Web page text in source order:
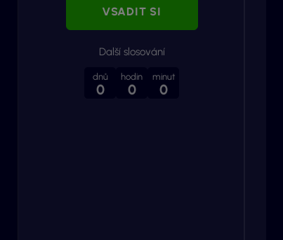
VSADIT SI
Další slosování
dnů
0
hodin
0
minut
0